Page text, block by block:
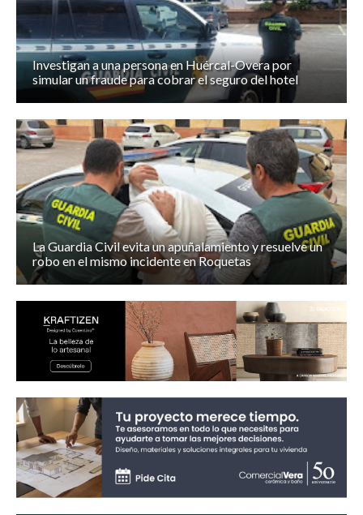
Investigan a una persona en Huércal-Overa por
simular un fraude para cobrar el seguro del hotel
La Guardia Civil evita un apuñalamiento y resuelve un
robo en el mismo incidente en Roquetas